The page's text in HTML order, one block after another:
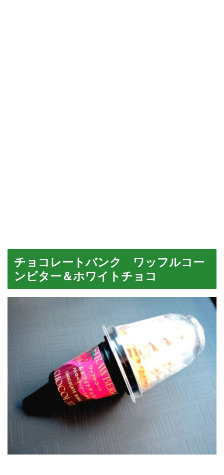
チョコレートバンク ワッフルコー
ンビター＆ホワイトチョコ